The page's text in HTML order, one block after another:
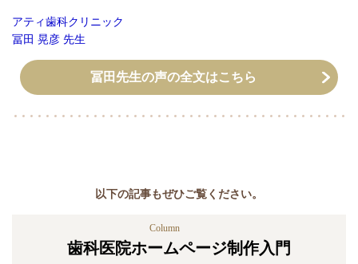
アティ歯科クリニック
冨田 晃彦 先生
冨田先生の声の全文はこちら
以下の記事もぜひご覧ください。
Column
歯科医院ホームページ制作入門